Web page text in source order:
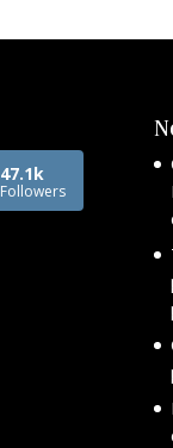
47.1k
Followers